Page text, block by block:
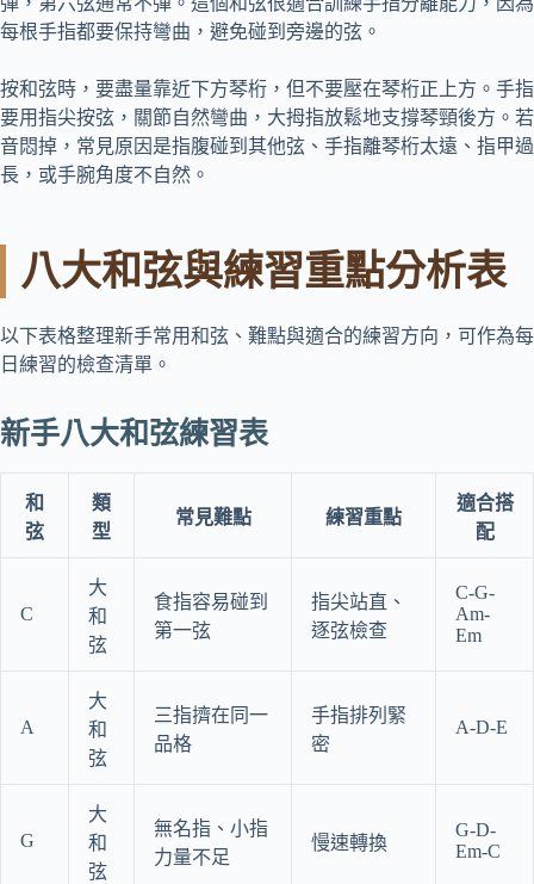
每根手指都要保持彎曲，避免碰到旁邊的弦。
按和弦時，要盡量靠近下方琴桁，但不要壓在琴桁正上方。手指
要用指尖按弦，關節自然彎曲，大拇指放鬆地支撐琴頸後方。若
音悶掉，常見原因是指腹碰到其他弦、手指離琴桁太遠、指甲過
長，或手腕角度不自然。
八大和弦與練習重點分析表
以下表格整理新手常用和弦、難點與適合的練習方向，可作為每
日練習的檢查清單。
新手八大和弦練習表
和
弦
類
型
常見難點 練習重點
適合搭
配
C
大
和
弦
食指容易碰到
第一弦
指尖站直、
逐弦檢查
C-G-
Am-
Em
A
大
和
弦
三指擠在同一
品格
手指排列緊
密
A-D-E
G
大
和
弦
無名指、小指
力量不足
慢速轉換
G-D-
Em-C